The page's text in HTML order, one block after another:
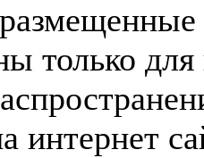
только
интернет